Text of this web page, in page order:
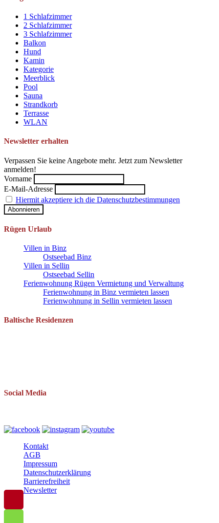
1 Schlafzimmer
2 Schlafzimmer
3 Schlafzimmer
Balkon
Hund
Kamin
Kategorie
Meerblick
Pool
Sauna
Strandkorb
Terrasse
WLAN
Newsletter erhalten
Verpassen Sie keine Angebote mehr. Jetzt zum Newsletter
anmelden!
Vorname
E-Mail-Adresse
Hiermit akzeptiere ich die Datenschutzbestimmungen
Rügen Urlaub
Villen in Binz
Ostseebad Binz
Villen in Sellin
Ostseebad Sellin
Ferienwohnung Rügen Vermietung und Verwaltung
Ferienwohnung in Binz vermieten lassen
Ferienwohnung in Sellin vermieten lassen
Baltische Residenzen
Social Media
Kontakt
AGB
Impressum
Datenschutzerklärung
Barrierefreiheit
Newsletter